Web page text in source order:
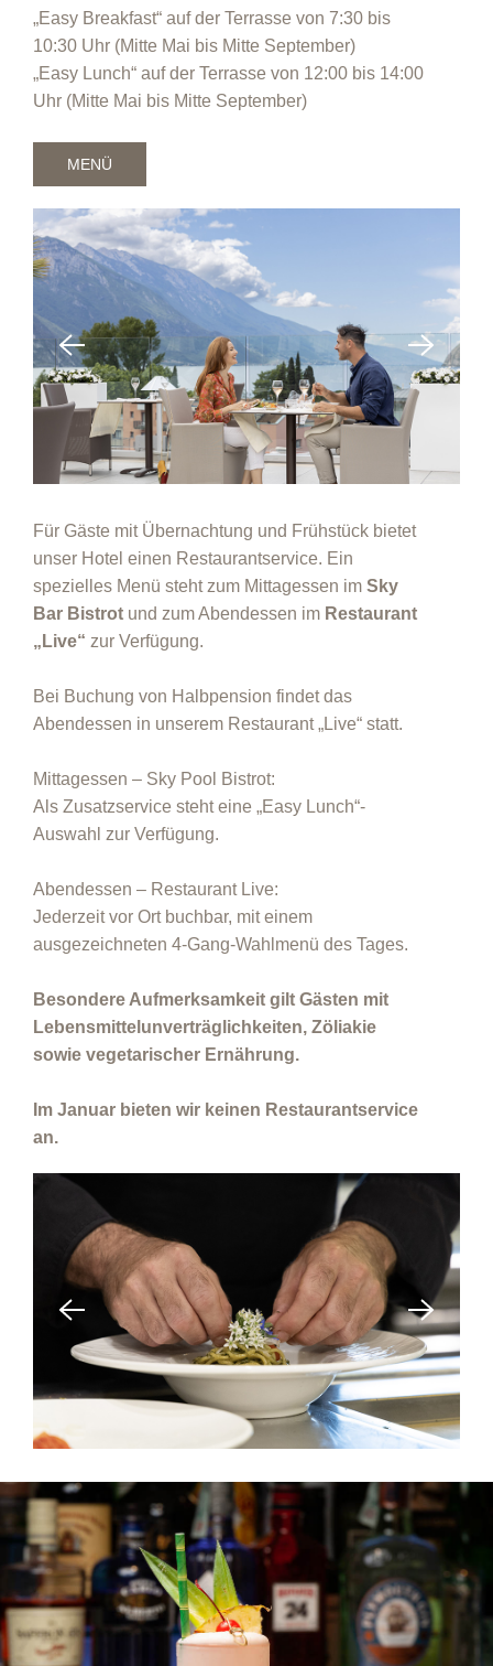
„Easy Breakfast“ auf der Terrasse von 7:30 bis
10:30 Uhr (Mitte Mai bis Mitte September)
„Easy Lunch“ auf der Terrasse von 12:00 bis 14:00
Uhr (Mitte Mai bis Mitte September)
MENÜ
Für Gäste mit Übernachtung und Frühstück bietet
unser Hotel einen Restaurantservice. Ein
spezielles Menü steht zum Mittagessen im Sky
Bar Bistrot und zum Abendessen im Restaurant
„Live“ zur Verfügung.
Bei Buchung von Halbpension findet das
Abendessen in unserem Restaurant „Live“ statt.
Mittagessen – Sky Pool Bistrot:
Als Zusatzservice steht eine „Easy Lunch“-
Auswahl zur Verfügung.
Abendessen – Restaurant Live:
Jederzeit vor Ort buchbar, mit einem
ausgezeichneten 4-Gang-Wahlmenü des Tages.
Besondere Aufmerksamkeit gilt Gästen mit
Lebensmittelunverträglichkeiten, Zöliakie
sowie vegetarischer Ernährung.
Im Januar bieten wir keinen Restaurantservice
an.